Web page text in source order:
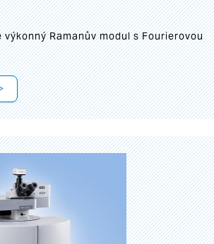
Ramanův modul s Fourierovou